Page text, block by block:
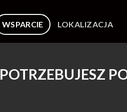
WSPARCIE LOKALIZACJA
POTRZEBUJESZ